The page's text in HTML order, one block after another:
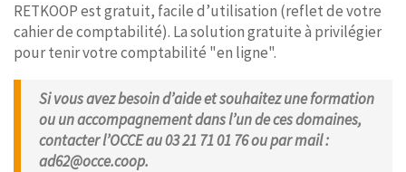
RETKOOP est gratuit, facile d’utilisation (reflet de votre
cahier de comptabilité). La solution gratuite à privilégier
pour tenir votre comptabilité "en ligne".
Si vous avez besoin d’aide et souhaitez une formation
ou un accompagnement dans l’un de ces domaines,
contacter l’OCCE au 03 21 71 01 76 ou par mail :
ad62@occe.coop.